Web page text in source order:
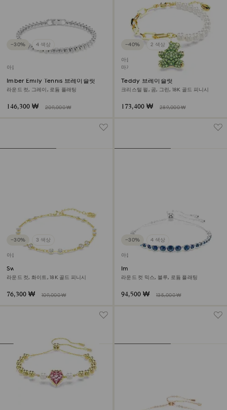
−30% 4 색상
아울렛
Imber Emily Tennis 브레이슬릿
라운드 컷, 그레이, 로듐 플래팅
146,300 ₩ 209,000 ₩
−40% 2 색상
아울렛
마지막 구입 기회
Teddy 브레이슬릿
크리스털 펄, 곰, 그린, 18K 골드 피니시
173,400 ₩ 289,000 ₩
−30% 3 색상
아울렛
Swarovski Remix Collection
Strand
라운드 컷, 화이트, 18K 골드 피니시
76,300 ₩ 109,000 ₩
−30% 4 색상
아울렛
Imber Emily 브레이슬릿
라운드 컷 믹스, 블루, 로듐 플래팅
94,500 ₩ 135,000 ₩